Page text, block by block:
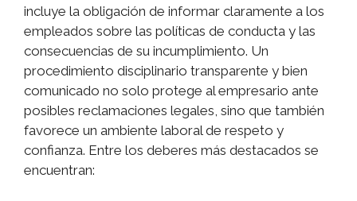
incluye la obligación de informar claramente a los
empleados sobre las políticas de conducta y las
consecuencias de su incumplimiento. Un
procedimiento disciplinario transparente y bien
comunicado no solo protege al empresario ante
posibles reclamaciones legales, sino que también
favorece un ambiente laboral de respeto y
confianza. Entre los deberes más destacados se
encuentran: